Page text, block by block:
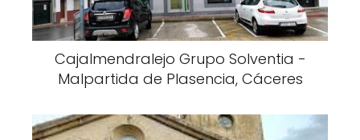
Cajalmendralejo Grupo Solventia -
Malpartida de Plasencia, Cáceres